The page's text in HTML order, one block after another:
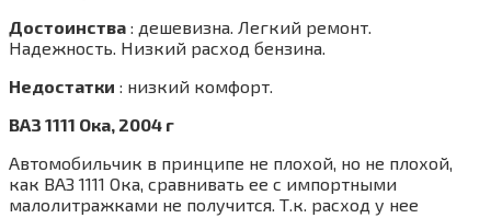
Достоинства : дешевизна. Легкий ремонт.
Надежность. Низкий расход бензина.
Недостатки : низкий комфорт.
ВАЗ 1111 Ока, 2004 г
Автомобильчик в принципе не плохой, но не плохой,
как ВАЗ 1111 Ока, сравнивать ее с импортными
малолитражками не получится. Т.к. расход у нее